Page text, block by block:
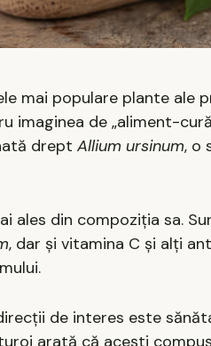
mai populare plante
imaginea de „aliment-
drept Allium ursinum, o
ales din compoziția sa.
, dar și vitamina C și alți
de interes este
arată că acești